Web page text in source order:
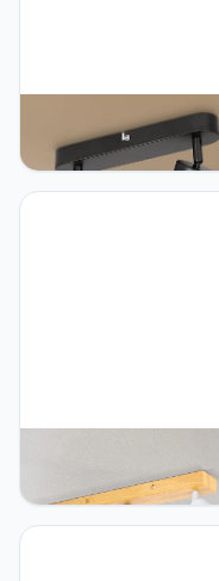
Ketom Led-
spots, draaibaar, GU10,
moderne draaibare
plafondspots,
plafondspots met 3
spotjes I GU10 fitting I
spots draaibar I